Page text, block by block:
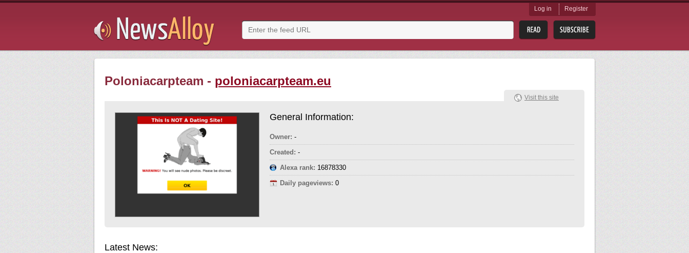
Log in Register
Poloniacarpteam - poloniacarpteam.eu
General Information:
Owner: -
Created: -
Alexa rank: 16878330
Daily pageviews: 0
Visit this site
Latest News: